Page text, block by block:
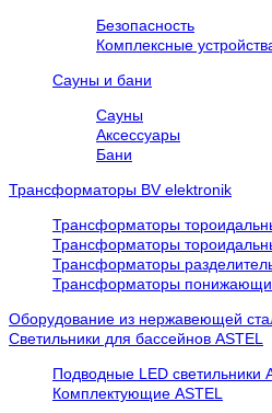
Безопасность
Комплексные
Сауны и бани
Сауны
Аксессуары
Бани
Трансформаторы BV elektronik
Трансформаторы
Трансформаторы
Трансформаторы
Трансформаторы
Оборудование из нержавеющей
Cветильники для бассейнов ASTEL
Подводные LED светильники
Комплектующие ASTEL